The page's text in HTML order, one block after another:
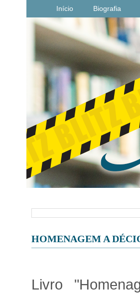
Início Biografia
HOMENAGEM A
Livro